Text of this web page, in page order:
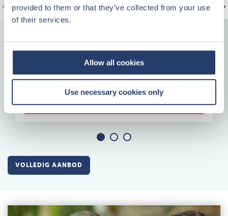
provided to them or that they’ve collected from your use
of their services.
Allow all cookies
Use necessary cookies only
START VOORINSCHRIJVING
€ 179.750,-
MEER INFORMATIE
VOLLEDIG AANBOD